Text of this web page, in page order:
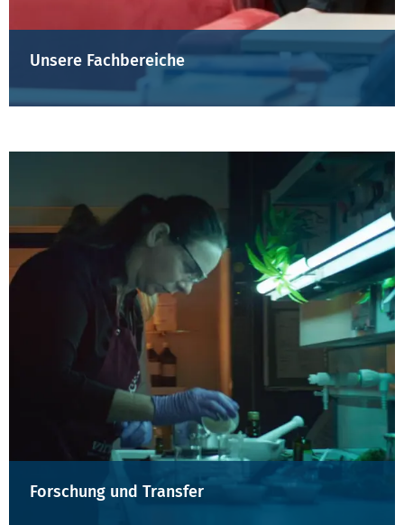
Unsere Fachbereiche
Forschung und Transfer